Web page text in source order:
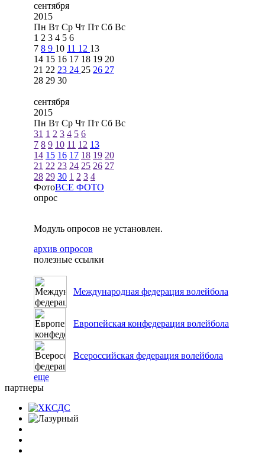
сентября
2015
Пн Вт Ср Чт Пт Сб Вс
1 2 3 4 5 6
7 8 9 10 11 12 13
14 15 16 17 18 19 20
21 22 23 24 25 26 27
28 29 30
сентября
2015
Пн Вт Ср Чт Пт Сб Вс
31 1 2 3 4 5 6
7 8 9 10 11 12 13
14 15 16 17 18 19 20
21 22 23 24 25 26 27
28 29 30 1 2 3 4
ФотоВСЕ ФОТО
опрос
Модуль опросов не установлен.
архив опросов
полезные ссылки
Международная федерация волейбола
Европейская конфедерация волейбола
Всероссийская федерация волейбола
еще
партнеры